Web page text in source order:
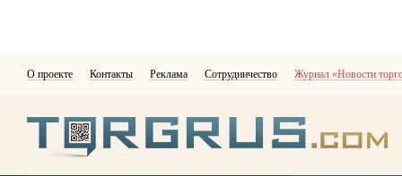
О проекте Контакты Реклама Сотрудничество Журнал «Новости